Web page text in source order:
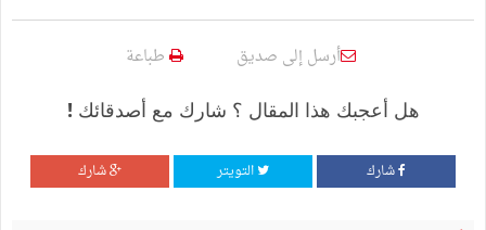
أرسل إلى صديق طباعة
هل أعجبك هذا المقال ؟ شارك مع أصدقائك !
شارك التويتر شارك